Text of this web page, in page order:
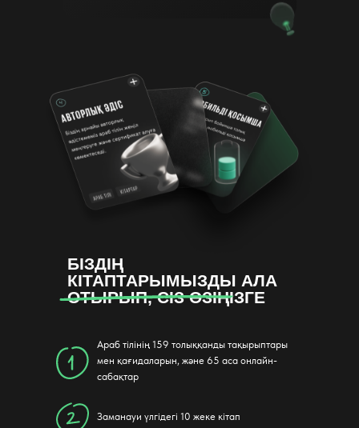
БІЗДІҢ
КІТАПТАРЫМЫЗДЫ АЛА
ОТЫРЫП, СІЗ ӨЗІҢІЗГЕ
Араб тілінің 159 толыққанды тақырыптары
мен қағидаларын, және 65 аса онлайн-
сабақтар
Заманауи үлгідегі 10 жеке кітап